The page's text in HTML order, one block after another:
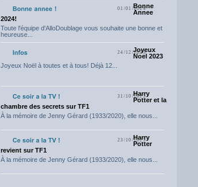
01/01/2024
Bonne
Annee
2024!
Toute l'équipe d'AlloDoublage vous souhaite une bonne et
heureuse...
24/12/2023
Joyeux
Noel 2023
Joyeux Noël à toutes et à tous! Déjà 12...
31/10/2023
Harry
Potter et la
chambre des secrets sur TF1
À la mémoire de Jenny Gérard (1933/2020), elle nous...
23/10/2023
Harry
Potter
revient sur TF1
À la mémoire de Jenny Gérard (1933/2020), elle nous...